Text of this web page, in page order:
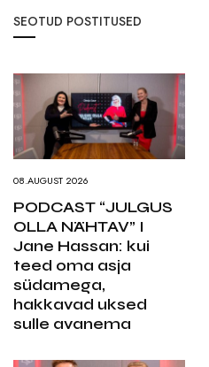
SEOTUD POSTITUSED
08.AUGUST 2026
PODCAST “JULGUS
OLLA NÄHTAV” I
Jane Hassan: kui
teed oma asja
südamega,
hakkavad uksed
sulle avanema